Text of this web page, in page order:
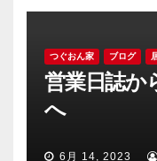
つぐおん家 ブログ
営業日誌か
へ
6月 14, 2023